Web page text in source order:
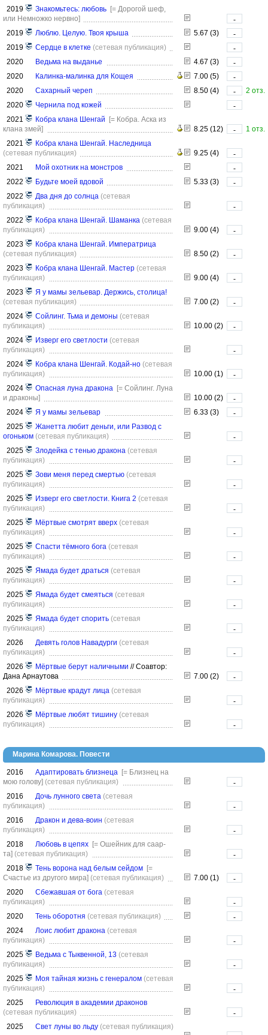
2019
Знакомьтесь: любовь [= Дорогой шеф,
или Немножко нервно]
-
2019
Люблю. Целую. Твоя крыша 5.67 (3)
-
2019
Сердце в клетке (сетевая публикация)
-
2020
Ведьма на выданье 4.67 (3)
-
2020
Калинка-малинка для Кощея 7.00 (5)
-
2020
Сахарный череп 8.50 (4) -
2 отз.
2020
Чернила под кожей
-
2021
Кобра клана Шенгай
[= Кобра. Аска из
клана змей]
8.25 (12) -
1 отз.
2021
Кобра клана Шенгай. Наследница
(сетевая публикация)
9.25 (4)
-
2021
Мой охотник на монстров
-
2022
Будьте моей вдовой 5.33 (3)
-
2022
Два дня до солнца (сетевая
публикация)
-
2022
Кобра клана Шенгай. Шаманка (сетевая
публикация)
9.00 (4)
-
2023
Кобра клана Шенгай. Императрица
(сетевая публикация)
8.50 (2)
-
2023
Кобра клана Шенгай. Мастер (сетевая
публикация)
9.00 (4)
-
2023
Я у мамы зельевар. Держись, столица!
(сетевая публикация)
7.00 (2)
-
2024
Cойлинг. Тьма и демоны (сетевая
публикация)
10.00 (2)
-
2024
Изверг его светлости (сетевая
публикация)
-
2024
Кобра клана Шенгай. Кодай-но (сетевая
публикация)
10.00 (1)
-
2024
Опасная луна дракона [= Сойлинг. Луна
и драконы]
10.00 (2)
-
2024
Я у мамы зельевар 6.33 (3)
-
2025
Жанетта любит деньги, или Развод с
огоньком (сетевая публикация)
-
2025
Злодейка с тенью дракона (сетевая
публикация)
-
2025
Зови меня перед смертью (сетевая
публикация)
-
2025
Изверг его светлости. Книга 2 (сетевая
публикация)
-
2025
Мёртвые смотрят вверх (сетевая
публикация)
-
2025
Спасти тёмного бога (сетевая
публикация)
-
2025
Ямада будет драться (сетевая
публикация)
-
2025
Ямада будет смеяться (сетевая
публикация)
-
2025
Ямада будет спорить (сетевая
публикация)
-
2026
Девять голов Навадурги (сетевая
публикация)
-
2026
Мёртвые берут наличными //Соавтор:
Дана Арнаутова
7.00 (2)
-
2026
Мёртвые крадут лица (сетевая
публикация)
-
2026
Мёртвые любят тишину (сетевая
публикация)
-
Марина Комарова. Повести
2016 Адаптировать близнеца [= Близнец на
мою голову] (сетевая публикация)
-
2016
Дочь лунного света (сетевая
публикация)
-
2016
Дракон и дева-воин (сетевая
публикация)
-
2018
Любовь в цепях [= Ошейник для саар-
та] (сетевая публикация)
-
2018
Тень ворона над белым сейдом [=
Счастье из другого мира] (сетевая публикация) 7.00 (1)
-
2020
Сбежавшая от бога (сетевая
публикация)
-
2020
Тень оборотня (сетевая публикация)
-
2024
Лоис любит дракона (сетевая
публикация)
-
2025
Ведьма с Тыквенной, 13 (сетевая
публикация)
-
2025
Моя тайная жизнь с генералом (сетевая
публикация)
-
2025
Революция в академии драконов
(сетевая публикация)
-
2025
Свет луны во льду (сетевая публикация)